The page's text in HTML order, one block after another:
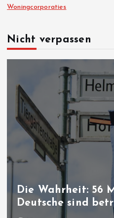
Woningcorporaties
Nicht verpassen
Die Wahrheit: 56
Deutsche sind